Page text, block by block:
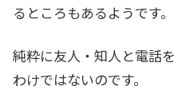
るところもあるようです。
純粋に友人・知人と電話
わけではないのです。